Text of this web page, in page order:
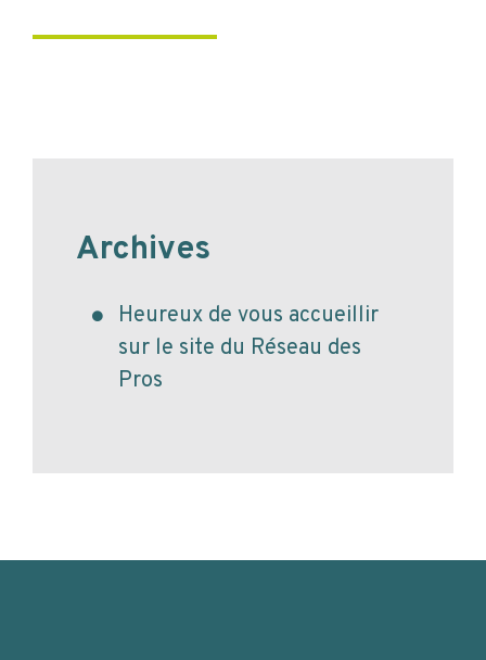
Archives
Heureux de vous accueillir
sur le site du Réseau des
Pros